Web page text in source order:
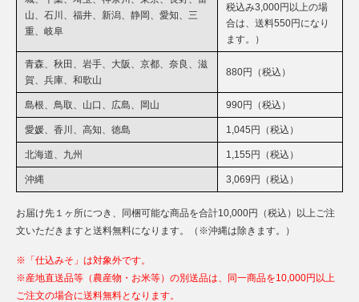
山、石川、福井、新潟、静岡、愛知、三
重、岐阜
税込み3,000円以上の場
合は、送料550円になり
ます。）
青森、秋田、岩手、大阪、京都、奈良、滋
賀、兵庫、和歌山
880円（税込）
島根、鳥取、山口、広島、岡山 990円（税込）
愛媛、香川、高知、徳島 1,045円（税込）
北海道、九州 1,155円（税込）
沖縄 3,069円（税込）
お届け先１ヶ所につき、同梱可能な商品を合計10,000円（税込）以上ご注
文いただきますと送料無料になります。（※沖縄は除きます。）
※「仕込みそ」は対象外です。
※産地直送品等（農産物・お米等）の別送品は、同一商品を10,000円以上
ご注文の場合に送料無料となります。